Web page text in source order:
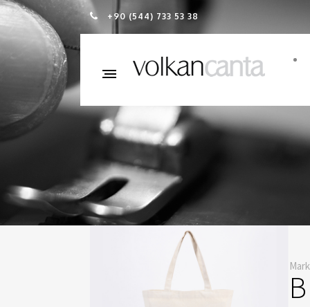
+90 (544) 733 53 38